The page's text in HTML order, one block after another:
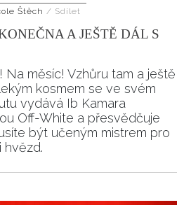
Štěch / Sdílet
A JEŠTĚ DÁL S
Na měsíc! Vzhůru tam a ještě
kosmem se ve svém
vydává Ib Kamara
Off-White a přesvědčuje
být učeným mistrem pro
hvězd.